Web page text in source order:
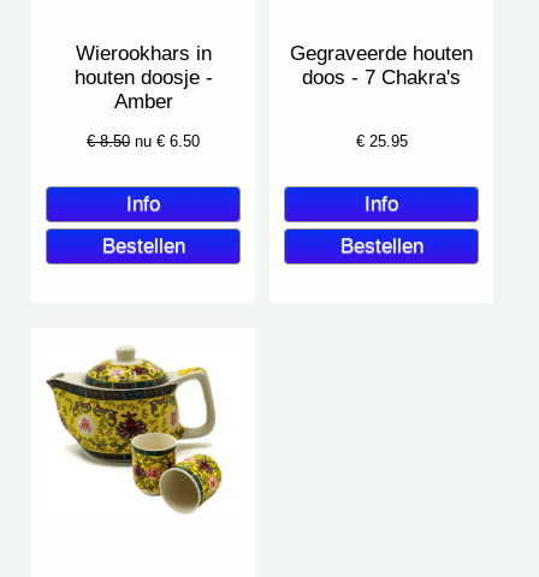
Wierookhars in
houten doosje -
Amber
€ 8.50 nu €6.50
Gegraveerde houten
doos - 7 Chakra's
€ 25.95